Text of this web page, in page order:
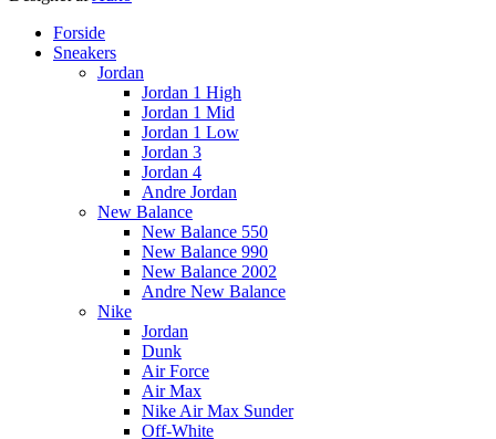
Main
Menu
Forside
Sneakers
Jordan
Jordan 1 High
Jordan 1 Mid
Jordan 1 Low
Jordan 3
Jordan 4
Andre Jordan
New Balance
New Balance 550
New Balance 990
New Balance 2002
Andre New Balance
Nike
Jordan
Dunk
Air Force
Air Max
Nike Air Max Sunder
Off-White